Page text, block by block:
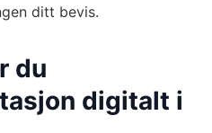
ditt bevis.
du
digitalt i